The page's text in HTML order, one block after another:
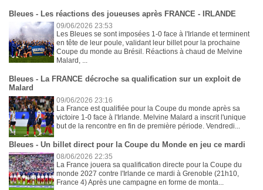
Bleues - Les réactions des joueuses après FRANCE - IRLANDE
09/06/2026 23:53
Les Bleues se sont imposées 1-0 face à l'Irlande et terminent
en tête de leur poule, validant leur billet pour la prochaine
Coupe du monde au Brésil. Réactions à chaud de Melvine
Malard, ...
Bleues - La FRANCE décroche sa qualification sur un exploit de
Malard
09/06/2026 23:16
La France est qualifiée pour la Coupe du monde après sa
victoire 1-0 face à l'Irlande. Melvine Malard a inscrit l'unique
but de la rencontre en fin de première période. Vendredi...
Bleues - Un billet direct pour la Coupe du Monde en jeu ce mardi
08/06/2026 22:35
La France jouera sa qualification directe pour la Coupe du
monde 2027 contre l'Irlande ce mardi à Grenoble (21h10,
France 4) Après une campagne en forme de monta...